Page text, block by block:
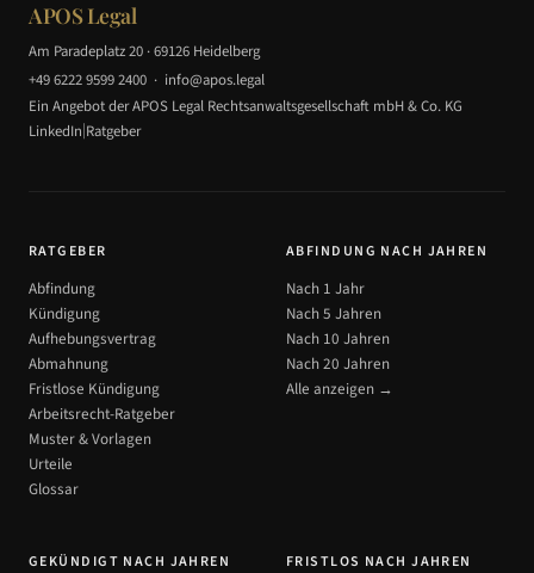
APOS Legal
Am Paradeplatz 20 · 69126 Heidelberg
+49 6222 9599 2400 · info@apos.legal
Ein Angebot der APOS Legal Rechtsanwaltsgesellschaft mbH & Co. KG
LinkedIn|Ratgeber
RATGEBER
Abfindung
Kündigung
Aufhebungsvertrag
Abmahnung
Fristlose Kündigung
Arbeitsrecht-Ratgeber
Muster & Vorlagen
Urteile
Glossar
ABFINDUNG NACH JAHREN
Nach 1 Jahr
Nach 5 Jahren
Nach 10 Jahren
Nach 20 Jahren
Alle anzeigen →
GEKÜNDIGT NACH JAHREN FRISTLOS NACH JAHREN